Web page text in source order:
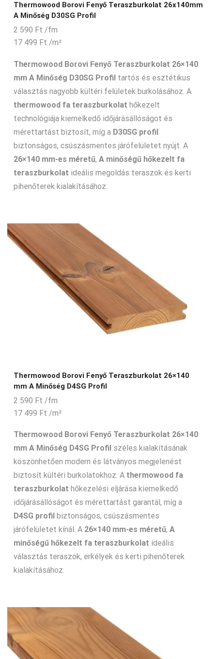
Thermowood Borovi Fenyő Teraszburkolat 26x140mm
A Minőség D30SG Profil
2 590 Ft /fm
17 499 Ft /m²
Thermowood Borovi Fenyő Teraszburkolat 26×140
mm A Minőség D30SG Profil tartós és esztétikus
választás nagyobb kültéri felületek burkolásához. A
thermowood fa teraszburkolat hőkezelt
technológiája kiemelkedő időjárásállóságot és
mérettartást biztosít, míg a D30SG profil
biztonságos, csúszásmentes járófelületet nyújt. A
26×140 mm-es méretű, A minőségű hőkezelt fa
teraszburkolat ideális megoldás teraszok és kerti
pihenőterek kialakításához.
Thermowood Borovi Fenyő Teraszburkolat 26×140
mm A Minőség D4SG Profil
2 590 Ft /fm
17 499 Ft /m²
Thermowood Borovi Fenyő Teraszburkolat 26×140
mm A Minőség D4SG Profil széles kialakításának
köszönhetően modern és látványos megjelenést
biztosít kültéri burkolatokhoz. A thermowood fa
teraszburkolat hőkezelési eljárása kiemelkedő
időjárásállóságot és mérettartást garantál, míg a
D4SG profil biztonságos, csúszásmentes
járófelületet kínál. A 26×140 mm-es méretű, A
minőségű hőkezelt fa teraszburkolat ideális
választás teraszok, erkélyek és kerti pihenőterek
kialakításához.